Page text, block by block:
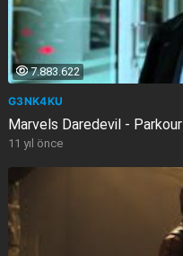
7.883.622
G3NK4KU
Marvels Daredevil - Parkour
11 yıl önce